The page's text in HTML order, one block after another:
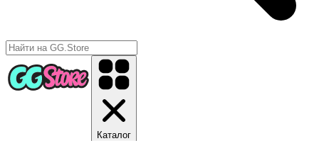
Каталог